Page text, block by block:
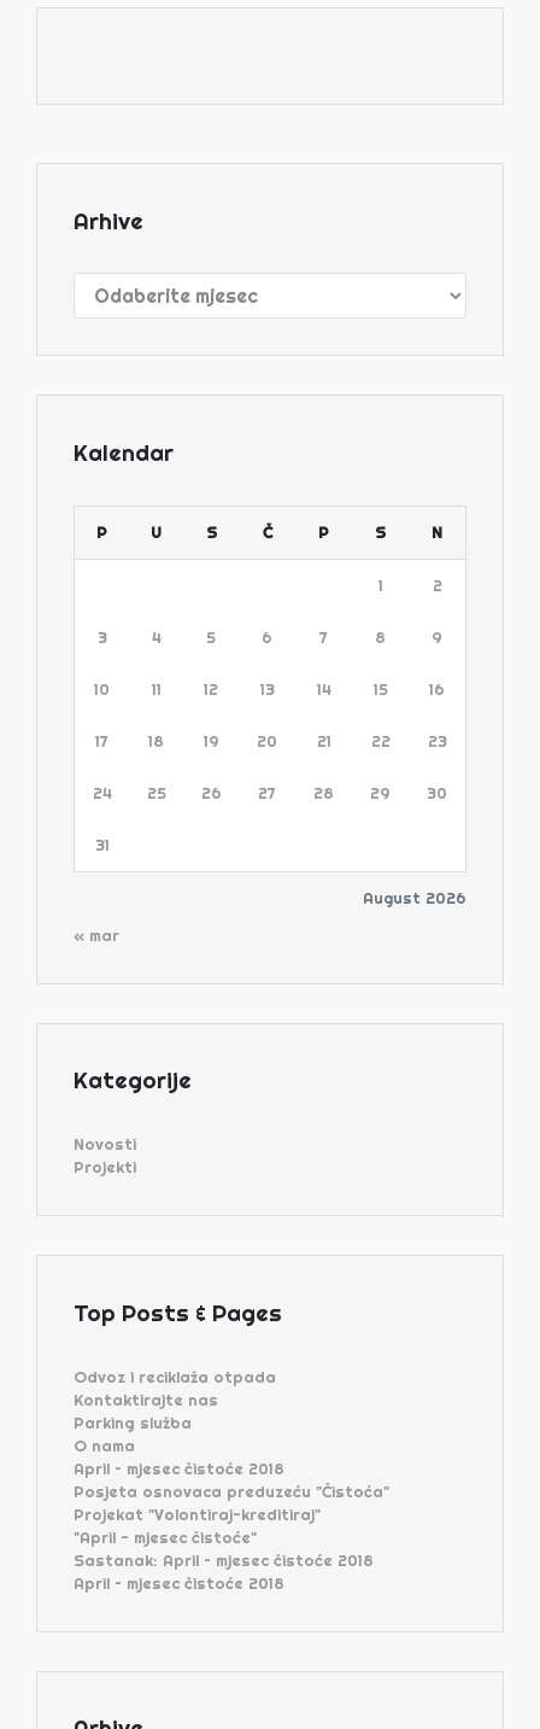
Arhive
Kalendar
August 2026
P U S Č P S N
1 2
3 4 5 6 7 8 9
10 11 12 13 14 15 16
17 18 19 20 21 22 23
24 25 26 27 28 29 30
31
« mar
Kategorije
Novosti
Projekti
Top Posts & Pages
Odvoz i reciklaža otpada
Kontaktirajte nas
Parking služba
O nama
April – mjesec čistoće 2018
Posjeta osnovaca preduzeću "Čistoća"
Projekat "Volontiraj-kreditiraj"
"April - mjesec čistoće"
Sastanak: April – mjesec čistoće 2018
April – mjesec čistoće 2018